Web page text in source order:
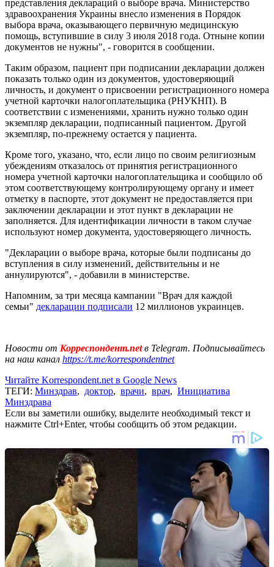
представления деклараций о выборе врача. Министерство
здравоохранения Украины внесло изменения в Порядок
выбора врача, оказывающего первичную медицинскую
помощь, вступившие в силу 3 июля 2018 года. Отныне копии
документов не нужны", - говорится в сообщении.
Таким образом, пациент при подписании декларации должен
показать только один из документов, удостоверяющий
личность, и документ о присвоении регистрационного номера
учетной карточки налогоплательщика (РНУКНП). В
соответствии с изменениями, хранить нужно только один
экземпляр декларации, подписанный пациентом. Другой
экземпляр, по-прежнему остается у пациента.
Кроме того, указано, что, если лицо по своим религиозным
убеждениям отказалось от принятия регистрационного
номера учетной карточки налогоплательщика и сообщило об
этом соответствующему контролирующему органу и имеет
отметку в паспорте, этот документ не предоставляется при
заключении декларации и этот пункт в декларации не
заполняется. Для идентификации личности в таком случае
используют номер документа, удостоверяющего личность.
"Декларации о выборе врача, которые были подписаны до
вступления в силу изменений, действительны и не
аннулируются", - добавили в министерстве.
Напомним, за три месяца кампании "Врач для каждой
семьи" декларации подписали 12 миллионов украинцев.
Новости от Корреспондент.netв Telegram. Подписывайтесь
на наш канал https://t.me/korrespondentnet
Читайте Korrespondent.net в Google News
ТЕГИ: Минздрав, доктор, врачи, врач, Инициатива
Минздрава
Если вы заметили ошибку, выделите необходимый текст и
нажмите Ctrl+Enter, чтобы сообщить об этом редакции.